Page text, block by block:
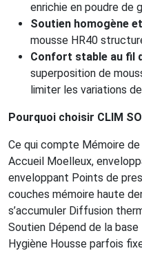
enrichie en poudre de
Soutien homogène
mousse HR40
Confort stable au fil
superposition de
limiter les variations
Pourquoi choisir CLIM
Ce qui compte Mémoire
Accueil Moelleux,
enveloppant Points de
couches mémoire haute
s’accumuler Diffusion
Soutien Dépend de la
Hygiène Housse parfois